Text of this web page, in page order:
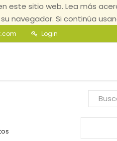
este sitio web. Lea más
navegador. Si continúa
Login